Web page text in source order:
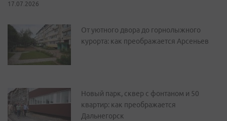
17.07.2026
От уютного двора до горнолыжного
курорта: как преображается Арсеньев
Новый парк, сквер с фонтаном и 50
квартир: как преображается
Дальнегорск